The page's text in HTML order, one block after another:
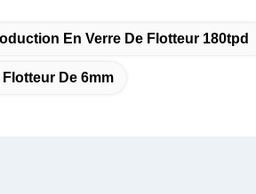
En Verre De Flotteur 180tpd
De 6mm